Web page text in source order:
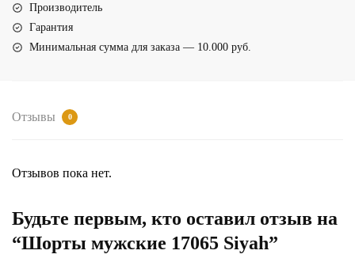
Siyah
Производитель
Гарантия
Минимальная сумма для заказа — 10.000 руб.
Отзывы 0
Отзывов пока нет.
Будьте первым, кто оставил отзыв на
“Шорты мужские 17065 Siyah”